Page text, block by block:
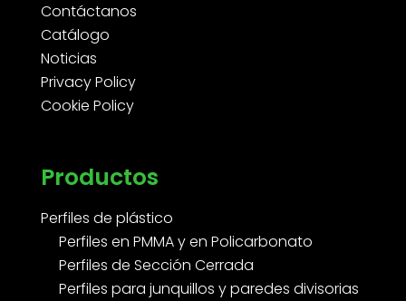
Contáctanos
Catálogo
Noticias
Privacy Policy
Cookie Policy
Productos
Perfiles de plástico
Perfiles en PMMA y en Policarbonato
Perfiles de Sección Cerrada
Perfiles para junquillos y paredes divisorias